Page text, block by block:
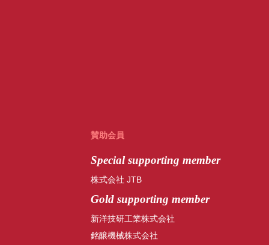
賛助会員
Specialsupporting member
株式会社 JTB
Gold supporting member
新洋技研工業株式会社
銘醸機械株式会社